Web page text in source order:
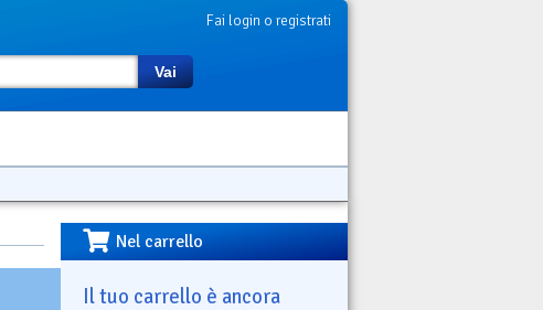
Fai login o registrati
Vai
Nel carrello
Il tuo carrello è ancora